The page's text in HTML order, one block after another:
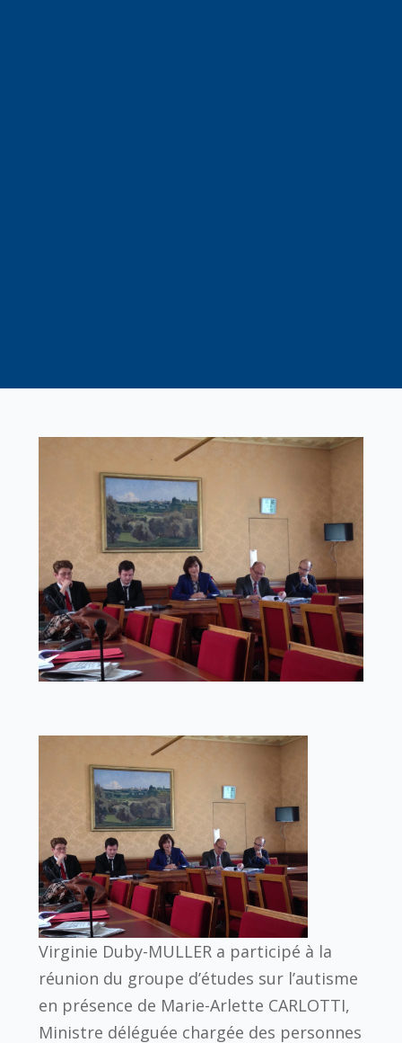
Virginie Duby-MULLER a participé à la
réunion du groupe d’études sur l’autisme
en présence de Marie-Arlette CARLOTTI,
Ministre déléguée chargée des personnes